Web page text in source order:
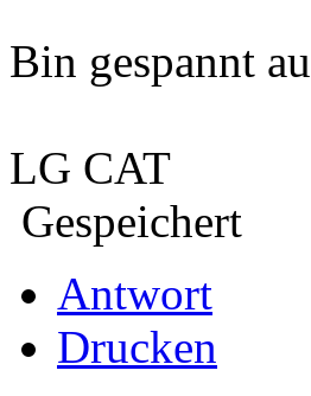
Bin gespannt
LG CAT
Gespeichert
Antwort
Drucken